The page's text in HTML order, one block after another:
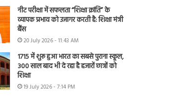
नीट परीक्षा में सफलता “शिक्षा क्रांति” के
व्यापक प्रभाव को उजागर करती है: शिक्षा मंत्री
बैंस
20 July 2026 - 11:43 AM
1715 में शुरू हुआ भारत का सबसे पुराना स्कूल,
300 साल बाद भी दे रहा है हजारों छात्रों को
शिक्षा
19 July 2026 - 7:14 PM